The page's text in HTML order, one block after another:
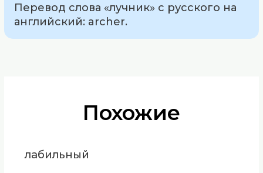
Перевод слова «лучник» с русского на
английский: archer.
Похожие
лабильный